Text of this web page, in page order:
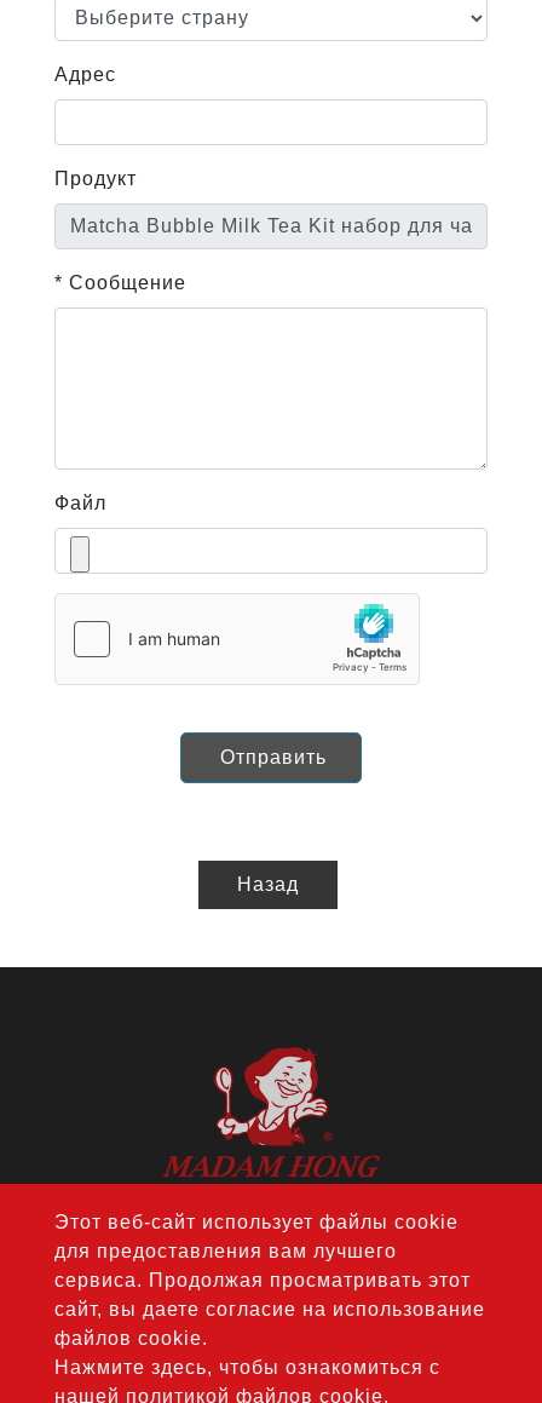
Адрес
Продукт
* Сообщение
Файл
Отправить
Назад
Этот веб-сайт использует файлы cookie
для предоставления вам лучшего
сервиса. Продолжая просматривать этот
сайт, вы даете согласие на использование
файлов cookie.
Нажмите здесь, чтобы ознакомиться с
нашей политикой файлов cookie.
Rd., Nantun Dist., Taichung City 408, Taiwan
ТЕЛ：
ФАКС: +886-4-24728688
jouho.hdm@gmail.com